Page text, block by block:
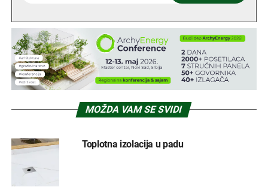
MOŽDA VAM SE SVIDI
Toplotna izolacija u padu